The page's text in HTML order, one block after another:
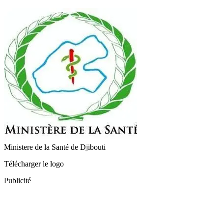
Ministere de la Santé de Djibouti
Télécharger le logo
Publicité